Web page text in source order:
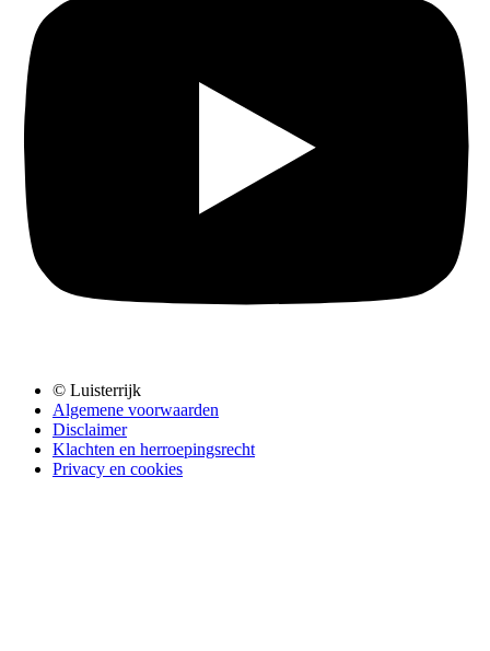
© Luisterrijk
Algemene voorwaarden
Disclaimer
Klachten en herroepingsrecht
Privacy en cookies